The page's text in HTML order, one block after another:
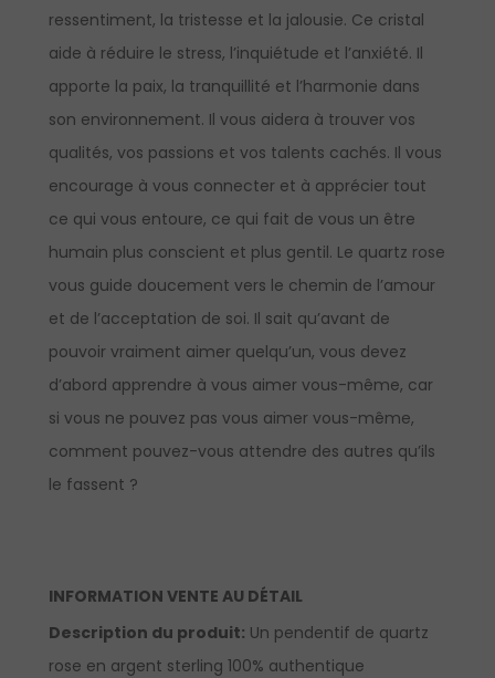
ressentiment, la tristesse et la jalousie. Ce cristal
aide à réduire le stress, l’inquiétude et l’anxiété. Il
apporte la paix, la tranquillité et l’harmonie dans
son environnement. Il vous aidera à trouver vos
qualités, vos passions et vos talents cachés. Il vous
encourage à vous connecter et à apprécier tout
ce qui vous entoure, ce qui fait de vous un être
humain plus conscient et plus gentil. Le quartz rose
vous guide doucement vers le chemin de l’amour
et de l’acceptation de soi. Il sait qu’avant de
pouvoir vraiment aimer quelqu’un, vous devez
d’abord apprendre à vous aimer vous-même, car
si vous ne pouvez pas vous aimer vous-même,
comment pouvez-vous attendre des autres qu’ils
le fassent ?
INFORMATION VENTE AU DÉTAIL
Description du produit: Un pendentif de quartz
rose en argent sterling 100% authentique